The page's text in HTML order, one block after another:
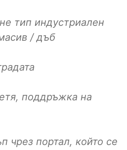
тип индустриален
/ дъб
поддръжка на
чрез портал, който се